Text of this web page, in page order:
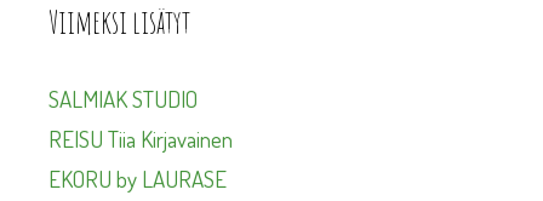
Viimeksi lisätyt
SALMIAK STUDIO
REISU Tiia Kirjavainen
EKORU by LAURASE